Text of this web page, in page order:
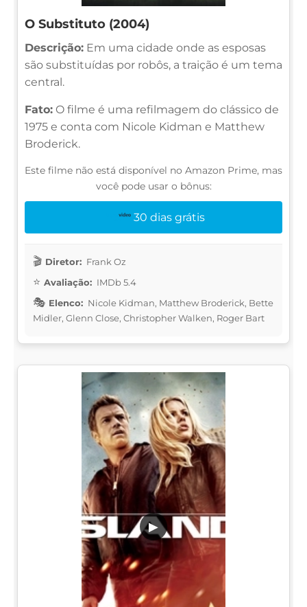
O Substituto (2004)
Descrição: Em uma cidade onde as esposas
são substituídas por robôs, a traição é um tema
central.
Fato: O filme é uma refilmagem do clássico de
1975 e conta com Nicole Kidman e Matthew
Broderick.
Este filme não está disponível no Amazon Prime, mas
você pode usar o bônus:
30 dias grátis
Diretor: Frank Oz
Avaliação: IMDb 5.4
Elenco: Nicole Kidman, Matthew Broderick, Bette
Midler, Glenn Close, Christopher Walken, Roger Bart
▶